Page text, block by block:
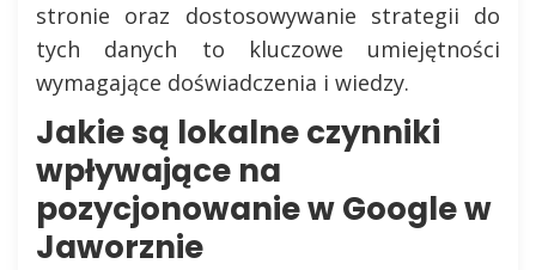
stronie oraz dostosowywanie strategii do
tych danych to kluczowe umiejętności
wymagające doświadczenia i wiedzy.
Jakie są lokalne czynniki
wpływające na
pozycjonowanie w Google w
Jaworznie